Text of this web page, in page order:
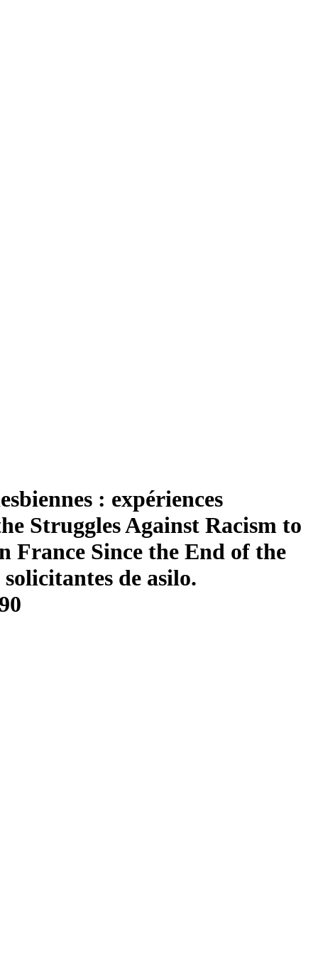
: expériences
Struggles Against Racism to
France Since the End of the
de asilo.